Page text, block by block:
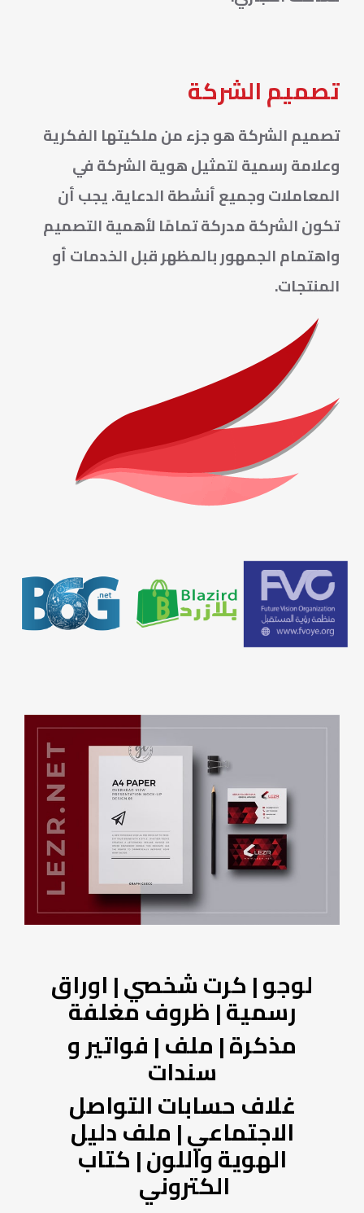
تصميم الشركة
تصميم الشركة هو جزء من ملكيتها الفكرية
وعلامة رسمية لتمثيل هوية الشركة في
المعاملات وجميع أنشطة الدعاية. يجب أن
تكون الشركة مدركة تمامًا لأهمية التصميم
واهتمام الجمهور بالمظهر قبل الخدمات أو
المنتجات.
لوجو | كرت شخصي | اوراق
رسمية |ظروف مغلفة
مذكرة |ملف | فواتير و
سندات
غلاف حسابات التواصل
الاجتماعي |ملف دليل
الهوية واللون | كتاب
الكتروني